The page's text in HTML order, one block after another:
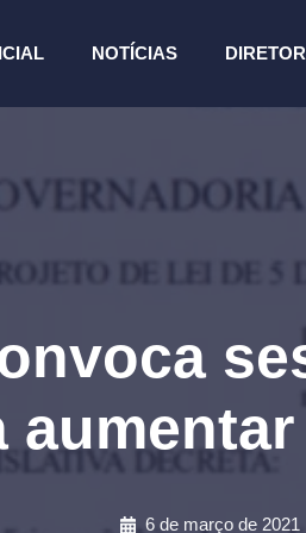
NOTÍCIAS
6 de março de 2021